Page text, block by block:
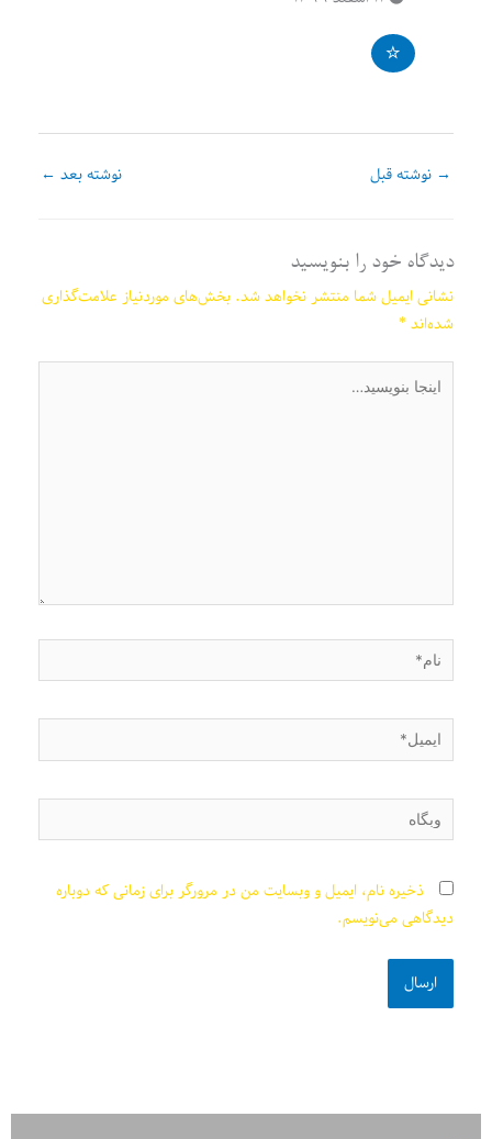
→ نوشته قبل نوشته بعد ←
دیدگاه‌ خود را بنویسید
نشانی ایمیل شما منتشر نخواهد شد. بخش‌های موردنیاز علامت‌گذاری
شده‌اند*
بنویسید…
نام*
ایمیل*
وبگاه
ذخیره نام، ایمیل و وبسایت من در مرورگر برای زمانی که دوباره
دیدگاهی می‌نویسم.